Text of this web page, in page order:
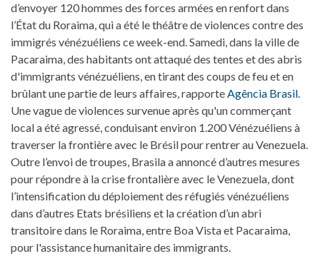
d’envoyer 120 hommes des forces armées en renfort dans
l’État du Roraima, qui a été le théâtre de violences contre des
immigrés vénézuéliens ce week-end. Samedi, dans la ville de
Pacaraima, des habitants ont attaqué des tentes et des abris
d'immigrants vénézuéliens, en tirant des coups de feu et en
brûlant une partie de leurs affaires, rapporteAgência Brasil.
Une vague de violences survenue après qu'un commerçant
local a été agressé, conduisant environ 1.200 Vénézuéliens à
traverser la frontière avec le Brésil pour rentrer au Venezuela.
Outre l’envoi de troupes, Brasila a annoncé d’autres mesures
pour répondre à la crise frontalière avec le Venezuela, dont
l’intensification du déploiement des réfugiés vénézuéliens
dans d’autres Etats brésiliens et la création d’un abri
transitoire dans le Roraima, entre Boa Vista et Pacaraima,
pour l'assistance humanitaire des immigrants.